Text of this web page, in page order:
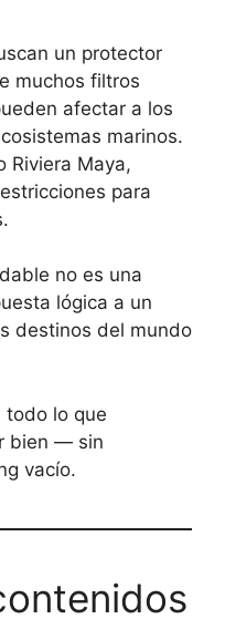
un protector
muchos filtros
afectar a los
marinos.
Riviera Maya,
para
no es una
lógica a un
destinos del mundo
todo lo que
bien — sin
vacío.